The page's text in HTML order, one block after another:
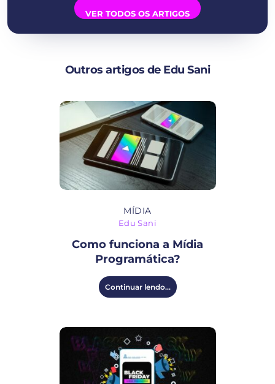
VER TODOS OS ARTIGOS
Outros artigos de Edu Sani
MÍDIA
Edu Sani
Como funciona a Mídia
Programática?
Continuar lendo...